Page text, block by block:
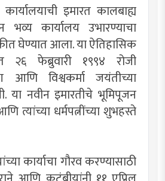
इमारत कालबाह्य
भव्य कार्यालय उभारण्याचा
घेण्यात आला. या ऐतिहासिक
२६ फेब्रुवारी १९९४ रोजी
आणि विश्वकर्मा जयंतीच्या
या नवीन इमारतीचे भूमिपूजन
त्यांच्या धर्मपत्नींच्या शुभहस्ते
कार्याचा गौरव करण्यासाठी